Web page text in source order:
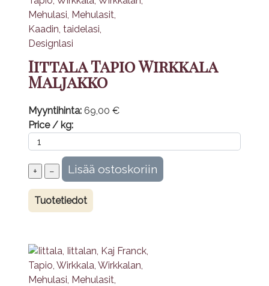
Iittala Tapio Wirkkala
Maljakko
Myyntihinta: 69,00 €
Price / kg:
Tuotetiedot